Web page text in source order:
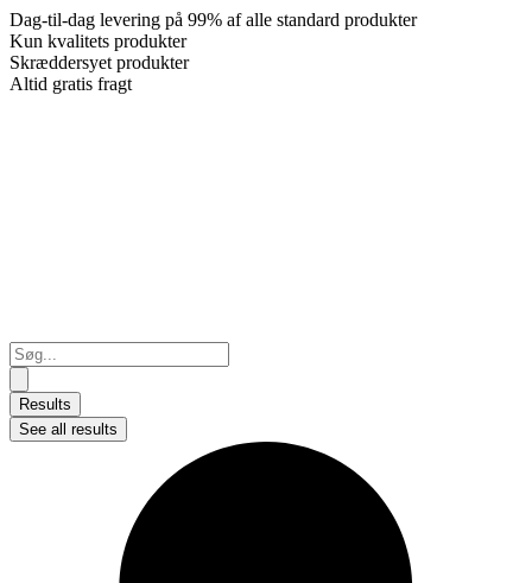
Dag-til-dag levering på 99% af alle standard produkter
Kun kvalitets produkter
Skræddersyet produkter
Altid gratis fragt
Search
...
Results
See all results